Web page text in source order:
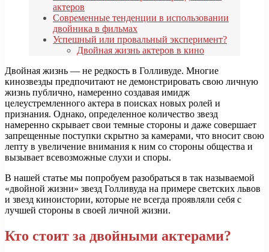
актеров
Современные тенденции в использовании
двойника в фильмах
Успешный или провальный эксперимент?
Двойная жизнь актеров в кино
Двойная жизнь — не редкость в Голливуде. Многие
кинозвезды предпочитают не демонстрировать свою личную
жизнь публично, намеренно создавая имидж
целеустремленного актера в поисках новых ролей и
признания. Однако, определенное количество звезд
намеренно скрывает свои темные стороны и даже совершает
запрещенные поступки скрытно за камерами, что вносит свою
лепту в увеличение внимания к ним со стороны общества и
вызывает всевозможные слухи и споры.
В нашей статье мы попробуем разобраться в так называемой
«двойной жизни» звезд Голливуда на примере светских львов
и звезд киноистории, которые не всегда проявляли себя с
лучшей стороны в своей личной жизни.
Кто стоит за двойными актерами?